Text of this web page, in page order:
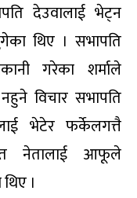
देउवालाई भेट्न
थिए । सभापति
गरेका शर्माले
विचार सभापति
भेटेर फर्केलगत्तै
नेतालाई आफूले
।